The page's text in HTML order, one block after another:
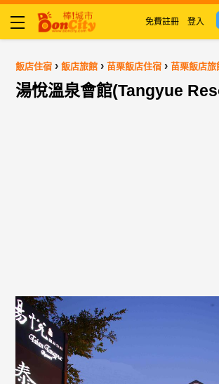
免費註冊 登入
飯店住宿 ›飯店旅館 ›苗栗飯店住宿 ›苗栗飯店旅
湯悅溫泉會館(Tangyue